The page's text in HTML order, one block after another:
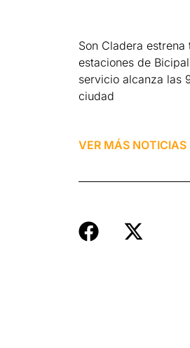
Son Cladera estrena
estaciones de
servicio alcanza las
ciudad
VER MÁS NOTICIAS